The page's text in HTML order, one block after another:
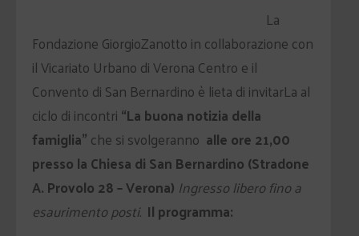
La
Fondazione GiorgioZanotto in collaborazione con
il Vicariato Urbano di Verona Centro e il
Convento di San Bernardino è lieta di invitarLa al
ciclo di incontri “La buona notizia della
famiglia” che si svolgeranno alle ore 21,00
presso la Chiesa di San Bernardino (Stradone
A. Provolo 28 – Verona) Ingresso libero fino a
esaurimento posti. Il programma: